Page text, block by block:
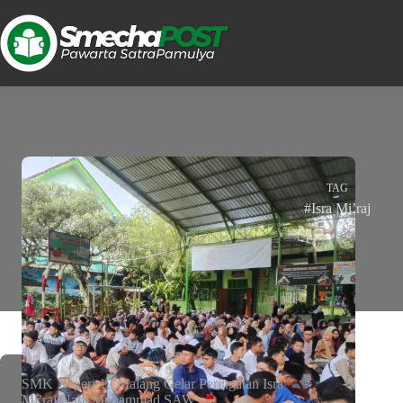
TAG
#Isra Mi’raj
SMK Negeri 12 Malang Gelar Peringatan Isra
Mi’raj Nabi Muhammad SAW